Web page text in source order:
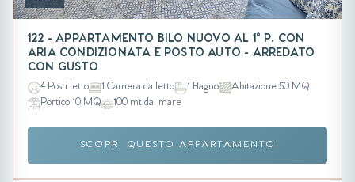
122 - APPARTAMENTO BILO NUOVO AL 1° P. CON
ARIA CONDIZIONATA E POSTO AUTO - ARREDATO
CON GUSTO
4 Posti letto 1 Camera da letto 1 Bagno
Abitazione 50 MQ
Portico 10 MQ
100 mt dal mare
SCOPRI QUESTO APPARTAMENTO